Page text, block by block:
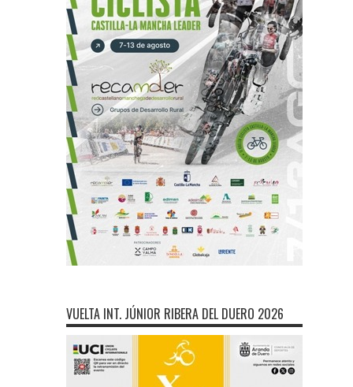
VUELTA INT. JÚNIOR RIBERA DEL DUERO 2026